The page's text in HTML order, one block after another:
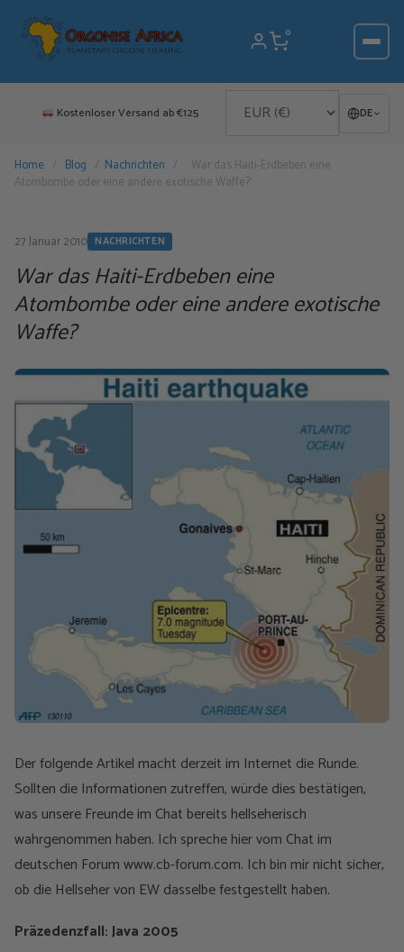
Inhalt
springen
0
Kostenloser Versand ab €125 DE
Home / Blog / Nachrichten /
War das Haiti-Erdbeben eine
Atombombe oder eine andere exotische Waffe?
27 Januar 2010 NACHRICHTEN
War das Haiti-Erdbeben eine
Atombombe oder eine andere exotische
Waffe?
Der folgende Artikel macht derzeit im Internet die Runde.
Sollten die Informationen zutreffen, würde dies bestätigen,
was unsere Freunde im Chat bereits hellseherisch
wahrgenommen haben. Ich spreche hier vom Chat im
deutschen Forum www.cb-forum.com. Ich bin mir nicht sicher,
ob die Hellseher von EW dasselbe festgestellt haben.
Präzedenzfall: Java 2005